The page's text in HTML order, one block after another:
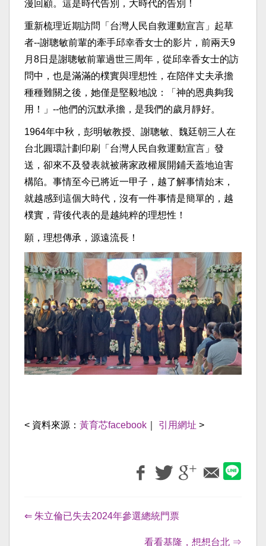
漫回顧。這是時代告別，大時代的告別！
重新梳理近期訪問「台灣人民自救運動宣言」起草
者--謝聰敏前輩的牽手邱幸香女士的影片，前兩天9
月8日是謝聰敏前輩過世三周年，從邱幸香女士的訪
問中，也是滿滿的樸實與理想性，在陪伴丈夫承擔
種種難關之後，她僅是堅毅地說：「神的恩典夠我
用！」--他們的沉默承擔，是我們的歲月靜好。
1964年中秋，彭明敏教授、謝聰敏、魏廷朝三人在
台北圓環計劃印刷「台灣人民自救運動宣言」發
送，卻來不及發表就被蔣家政權展開鋪天蓋地迫害
構陷。事情至今已將近一甲子，越了解事情始末，
就越感到這個大時代，沒有一件事情是簡單的，越
樸實，背後代表的是越純粹的理想性！
願，理想傳承，源遠流長！
< 資料來源： 黃育芯facebook 引用網址 >
⇐ 朱立倫已失去2024年參選總統門票
看看基隆，想想台北 ⇒